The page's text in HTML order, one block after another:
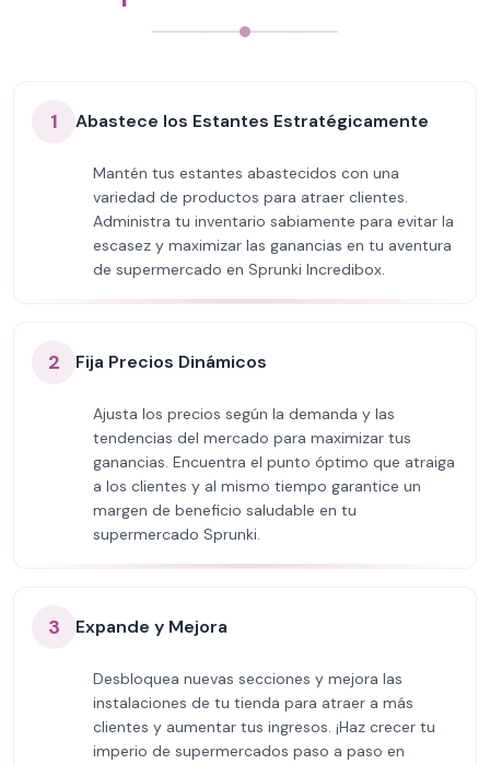
1 Abastece los Estantes Estratégicamente
Mantén tus estantes abastecidos con una
variedad de productos para atraer clientes.
Administra tu inventario sabiamente para evitar la
escasez y maximizar las ganancias en tu aventura
de supermercado en Sprunki Incredibox.
2 Fija Precios Dinámicos
Ajusta los precios según la demanda y las
tendencias del mercado para maximizar tus
ganancias. Encuentra el punto óptimo que atraiga
a los clientes y al mismo tiempo garantice un
margen de beneficio saludable en tu
supermercado Sprunki.
3 Expande y Mejora
Desbloquea nuevas secciones y mejora las
instalaciones de tu tienda para atraer a más
clientes y aumentar tus ingresos. ¡Haz crecer tu
imperio de supermercados paso a paso en